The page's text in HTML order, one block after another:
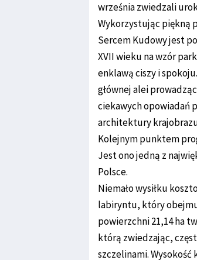
września zwiedzali
Wykorzystując piękną
Sercem Kudowy jest
XVII wieku na wzór
enklawą ciszy i
głównej alei
ciekawych opowiadań
architektury
Kolejnym punktem
Jest ono jedną z
Polsce.
Niemało wysiłku
labiryntu, który
powierzchni 21,14 ha
którą zwiedzając,
szczelinami. Wysokość